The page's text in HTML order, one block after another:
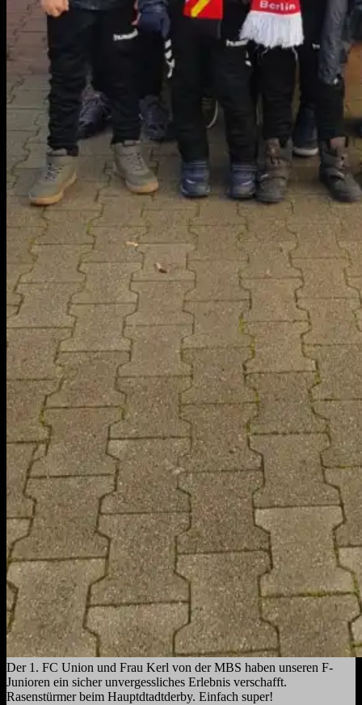
Der 1. FC Union und Frau Kerl von der MBS haben unseren F-
Junioren ein sicher unvergessliches Erlebnis verschafft.
Rasenstürmer beim Hauptdtadtderby. Einfach super!